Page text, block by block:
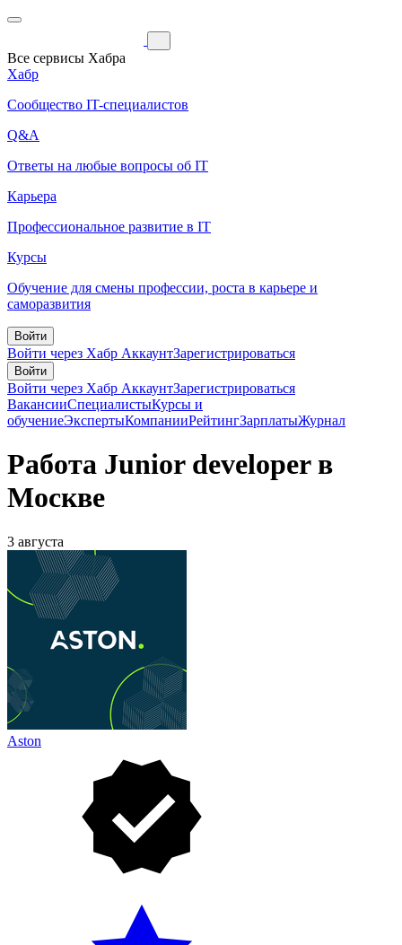
Все сервисы Хабра
Хабр
Сообщество IT-специалистов
Q&A
Ответы на любые вопросы об IT
Карьера
Профессиональное развитие в IT
Курсы
Обучение для смены профессии, роста в карьере и
саморазвития
Войти
Войти через Хабр АккаунтЗарегистрироваться
Войти
Войти через Хабр АккаунтЗарегистрироваться
ВакансииСпециалистыКурсы и
обучениеЭкспертыКомпанииРейтингЗарплатыЖурнал
Работа Junior developer в
Москве
3 августа
Aston